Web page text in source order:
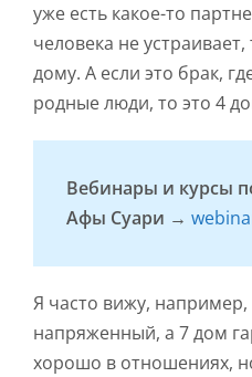
уже есть какое-то
человека не
дому. А если это брак,
родные люди, то это 4
Вебинары и курсы
Афы Суари →
Я часто вижу, например,
напряженный, а 7 дом
хорошо в отношениях,